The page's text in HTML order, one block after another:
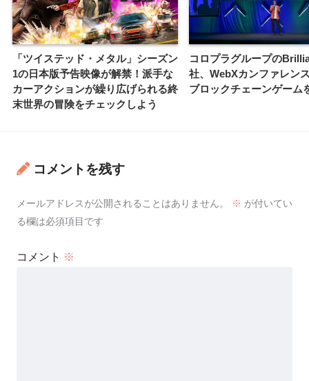
「ツイステッド・メタル」シーズン
1の日本版予告映像が解禁！派手な
カーアクションが繰り広げられる終
末世界の冒険をチェックしよう
コロプラグループの
社、WebXカンファレン
ブロックチェーンゲーム
コメントを残す
メールアドレスが公開されることはありません。 ※ が付いてい
る欄は必須項目です
コメント ※